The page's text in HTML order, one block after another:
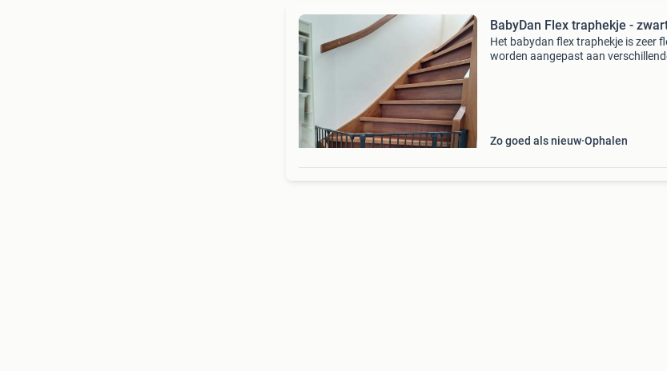
BabyDan Flex traphekje -
Het babydan flex traphekje is zeer
worden aangepast aan
Zo goed als nieuw Ophalen